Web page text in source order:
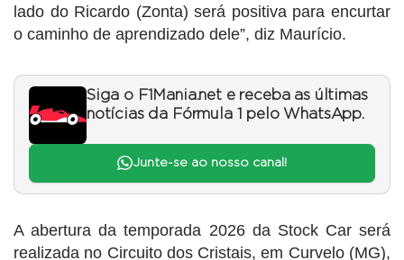
lado do Ricardo (Zonta) será positiva para encurtar
o caminho de aprendizado dele”, diz Maurício.
Siga o F1Mania.net e receba as últimas
notícias da Fórmula 1 pelo WhatsApp.
Junte-se ao nosso canal!
A abertura da temporada 2026 da Stock Car será
realizada no Circuito dos Cristais, em Curvelo (MG),